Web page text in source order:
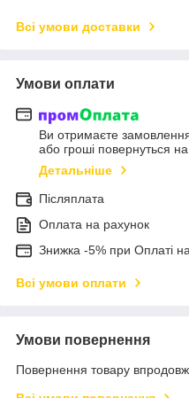
Всі умови доставки
Умови оплати
Ви отримаєте
або гроші повернуться
Детальніше
Післяплата
Оплата на рахунок
Знижка -5% при Оплаті
Всі умови оплати
Умови повернення
Повернення товару